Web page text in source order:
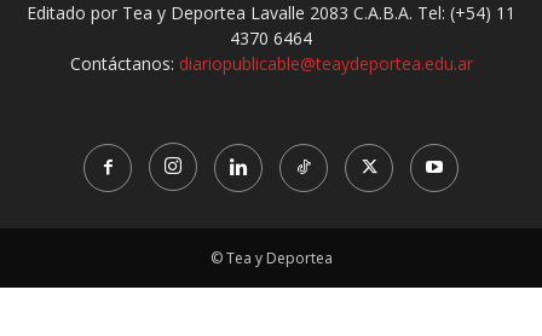
Editado por Tea y Deportea Lavalle 2083 C.A.B.A. Tel: (+54) 11
4370 6464
Contáctanos: diariopublicable@teaydeportea.edu.ar
© Tea y Deportea